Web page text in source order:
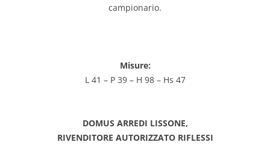
campionario.
Misure:
L 41 – P 39 – H 98 – Hs 47
DOMUS ARREDI LISSONE,
RIVENDITORE AUTORIZZATO RIFLESSI